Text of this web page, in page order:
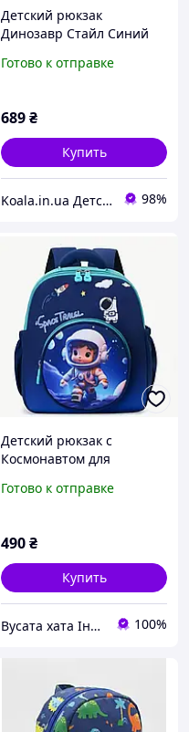
Детский рюкзак
Динозавр Стайл Синий
Готово к отправке
689₴
Купить
Koala.in.ua Детские рюкзаки 98%
Детский рюкзак с
Космонавтом для
возраста 3-6 лет для
Готово к отправке
490₴
Купить
Вусата хата Інтернет магазин 100%